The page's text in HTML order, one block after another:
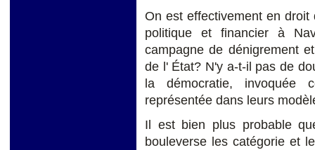
On est effectivement en
politique et financier à
campagne de dénigrement
de l' État? N'y a-t-il pas de
la démocratie, invoquée
représentée dans leurs
Il est bien plus probable
bouleverse les catégorie et